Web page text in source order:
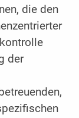
die den
der